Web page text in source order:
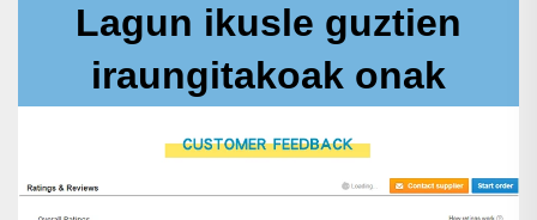
Lagun ikusle guztien
iraungitakoak onak